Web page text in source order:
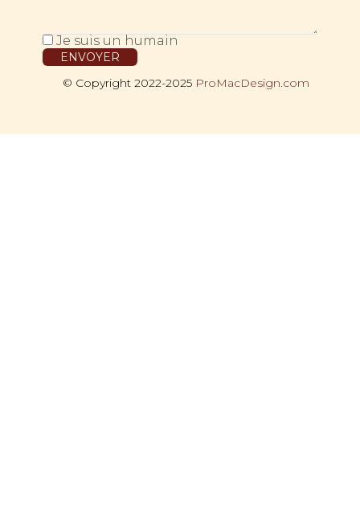
Je suis un humain
© Copyright 2022-2025 ProMacDesign.com